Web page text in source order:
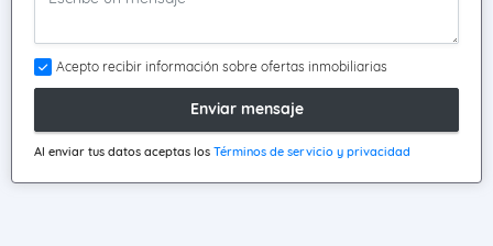
Acepto recibir información sobre ofertas inmobiliarias
Enviar mensaje
Al enviar tus datos aceptas los Términos de servicio y privacidad